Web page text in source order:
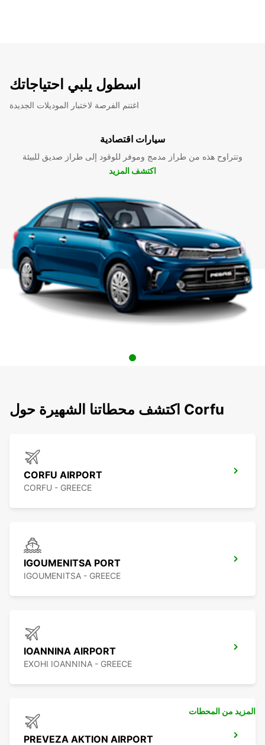
اسطول يلبي احتياجاتك
اغتنم الفرصة لاختبار الموديلات الجديدة
سيارات اقتصادية
وتتراوح هذه من طراز مدمج وموفر للوقود إلى طراز صديق للبيئة
اكتشف المزيد
اكتشف محطاتنا الشهيرة حول Corfu
CORFU AIRPORT
CORFU - GREECE
IGOUMENITSA PORT
IGOUMENITSA - GREECE
IOANNINA AIRPORT
EXOHI IOANNINA - GREECE
PREVEZA AKTION AIRPORT
المزيد من المحطات